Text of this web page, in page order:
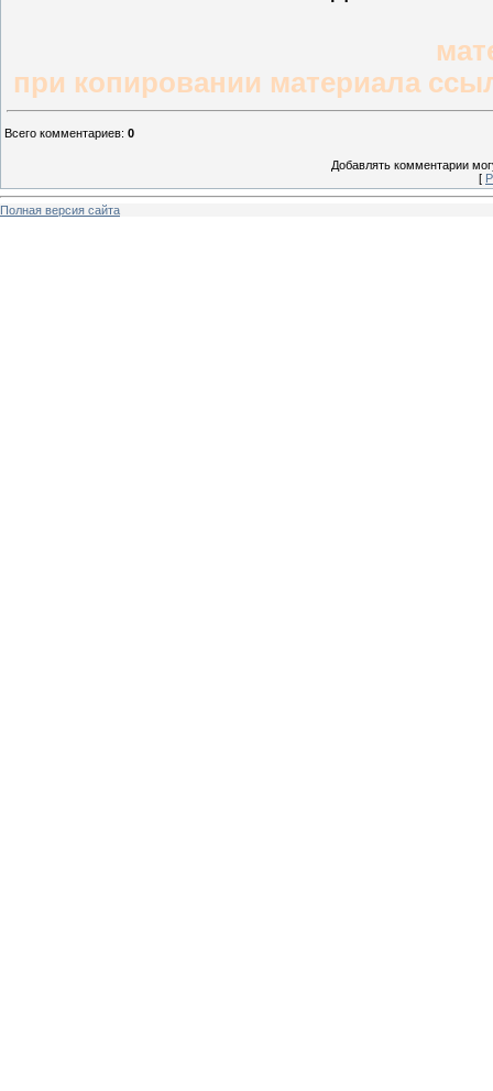
при копировании материала
Всего комментариев: 0
Добавлять комментарии
[
Полная версия сайта